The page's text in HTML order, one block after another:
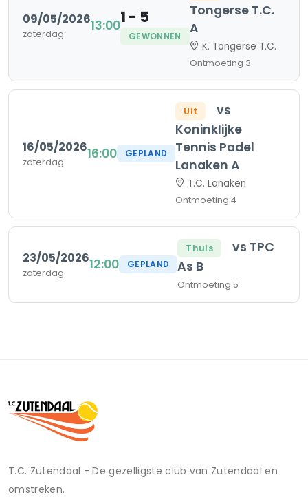
09/05/2026
zaterdag 13:00
Tongerse T.C.
A
K. Tongerse T.C.
Ontmoeting 3
1 - 5
GEWONNEN
16/05/2026
zaterdag 16:00
Uit
vs
Koninklijke
Tennis Padel
Lanaken A
T.C. Lanaken
Ontmoeting 4
GEPLAND
23/05/2026
zaterdag 12:00
Thuis
vs TPC
As B
Ontmoeting 5
GEPLAND
T.C. Zutendaal - De gezelligste club van Zutendaal en
omstreken.